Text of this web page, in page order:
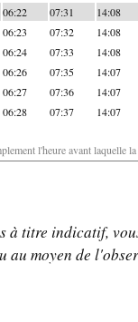
06:22 07:31 14:08
06:23 07:32 14:08
06:24 07:33 14:08
06:26 07:35 14:07
06:27 07:36 14:07
06:28 07:37 14:07
l'heure avant laquelle
à titre indicatif,
au moyen de